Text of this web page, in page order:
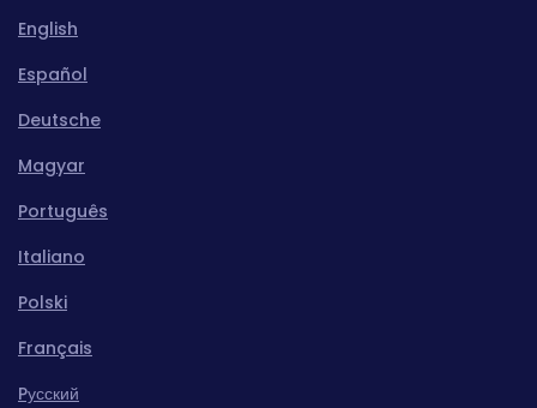
English
Español
Deutsche
Magyar
Português
Italiano
Polski
Français
Pусский